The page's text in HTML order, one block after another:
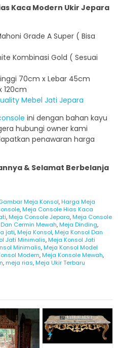
Kaca Modern Ukir Jepara
Grade A Super ( Bisa
Kombinasi Gold ( Sesuai
70cm x Lebar 45cm
120cm
Mebel Jati Jepara
ini dengan bahan kayu
hubungi owner kami
penawaran harga
& Selamat Berbelanja
Meja Konsol,Harga Meja
,Meja Console Hias Kaca
,Meja Console Jepara,Meja Console
Cermin Mewah,Meja Dinding,
jati,Meja Konsol,Meja Konsol Dan
Jati Minimalis,Meja Konsol Jati
Minimalis,Meja Konsol Model
Modern,Meja Konsole Mewah,
,meja rias,Meja Ukir Terbaru